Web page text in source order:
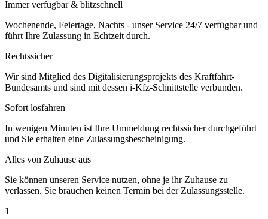
Immer verfügbar & blitzschnell
Wochenende, Feiertage, Nachts - unser Service 24/7 verfügbar und
führt Ihre Zulassung in Echtzeit durch.
Rechtssicher
Wir sind Mitglied des Digitalisierungsprojekts des Kraftfahrt-
Bundesamts und sind mit dessen i-Kfz-Schnittstelle verbunden.
Sofort losfahren
In wenigen Minuten ist Ihre Ummeldung rechtssicher durchgeführt
und Sie erhalten eine Zulassungsbescheinigung.
Alles von Zuhause aus
Sie können unseren Service nutzen, ohne je ihr Zuhause zu
verlassen. Sie brauchen keinen Termin bei der Zulassungsstelle.
1